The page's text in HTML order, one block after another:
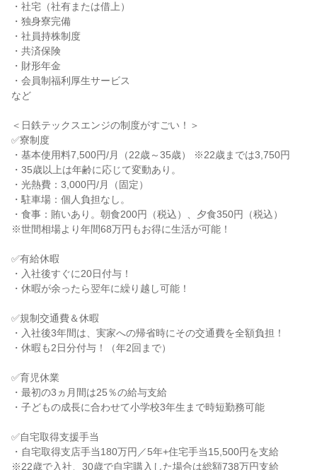
・社宅（社有または借上）
・独身寮完備
・社員持株制度
・共済保険
・財形年金
・会員制福利厚生サービス
など
＜日鉄テックスエンジの制度がすごい！＞
✅寮制度
・基本使用料7,500円/月（22歳～35歳） ※22歳までは3,750円
・35歳以上は年齢に応じて変動あり。
・光熱費：3,000円/月（固定）
・駐車場：個人負担なし。
・食事：賄いあり。朝食200円（税込）、夕食350円（税込）
※世間相場より年間68万円もお得に生活が可能！
✅有給休暇
・入社後すぐに20日付与！
・休暇が余ったら翌年に繰り越し可能！
✅規制交通費＆休暇
・入社後3年間は、実家への帰省時にその交通費を全額負担！
・休暇も2日分付与！（年2回まで）
✅育児休業
・最初の3ヵ月間は25％の給与支給
・子どもの成長に合わせて小学校3年生まで時短勤務可能
✅自宅取得支援手当
・自宅取得支店手当180万円／5年+住宅手当15,500円を支給
※22歳で入社、30歳で自宅購入した場合は総額738万円支給